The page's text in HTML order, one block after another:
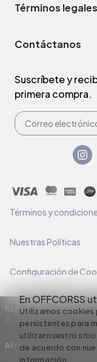
En OFFCORSS
Utilizamos cookies
persistentes para
utilizar nuestro
de acuerdo con
información
Términos legales
Contáctanos
Suscríbete y
primera compra.
Términos y
Nuestras Políticas
Configuración de
Razón Social: C.I
7 – 35
All rights reserved